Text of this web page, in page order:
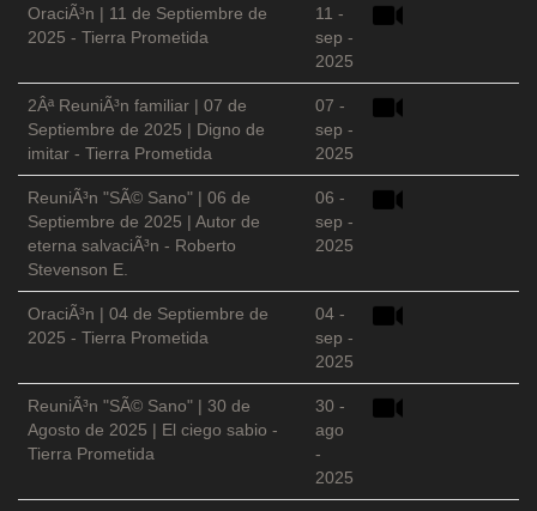
OraciÃ³n | 11 de Septiembre de
2025 - Tierra Prometida
11 -
sep -
2025
2Âª ReuniÃ³n familiar | 07 de
Septiembre de 2025 | Digno de
imitar - Tierra Prometida
07 -
sep -
2025
ReuniÃ³n "SÃ© Sano" | 06 de
Septiembre de 2025 | Autor de
eterna salvaciÃ³n - Roberto
Stevenson E.
06 -
sep -
2025
OraciÃ³n | 04 de Septiembre de
2025 - Tierra Prometida
04 -
sep -
2025
ReuniÃ³n "SÃ© Sano" | 30 de
Agosto de 2025 | El ciego sabio -
Tierra Prometida
30 -
ago
-
2025